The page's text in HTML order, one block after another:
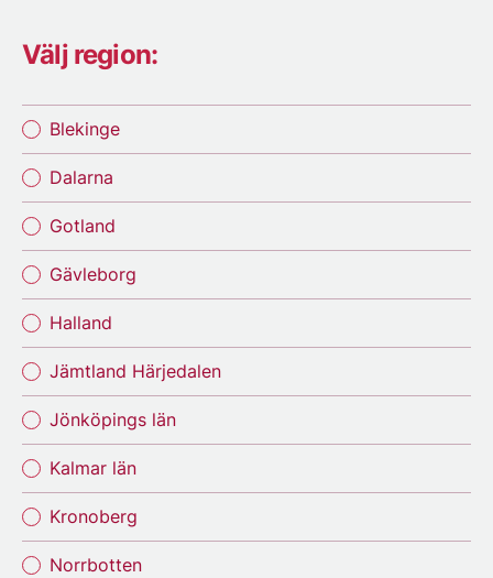
Välj region:
Blekinge
Dalarna
Gotland
Gävleborg
Halland
Jämtland Härjedalen
Jönköpings län
Kalmar län
Kronoberg
Norrbotten